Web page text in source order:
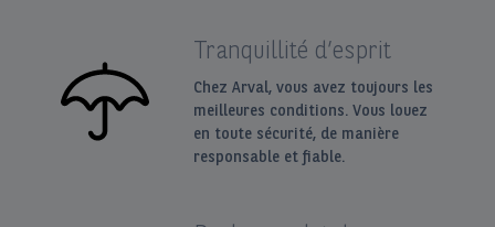
Tranquillité d’esprit
Chez Arval, vous avez toujours les
meilleures conditions. Vous louez
en toute sécurité, de manière
responsable et fiable.